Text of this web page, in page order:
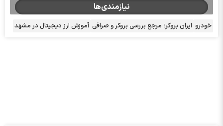
نیازمندی‌ها
خودرو ایران بروکر؛ مرجع بررسی بروکر و صرافی آموزش ارز دیجیتال در مشهد